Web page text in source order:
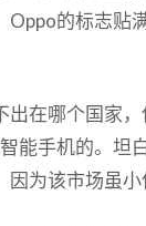
Oppo的标志贴
出在哪个国家
能手机的。坦
为该市场虽小